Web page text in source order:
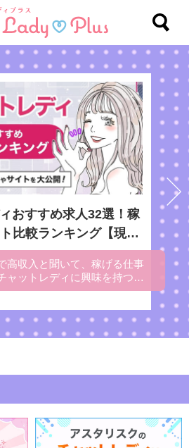
おすすめ求人32選！稼
比較ランキング【現役
トレ監修】
高収入と聞いて、稼げる仕事
ャットレディに興味を持つ女
記事では、チャトレの仕事内
ディ4名が監修して解説してい
とを詳しく知れる内容になっ